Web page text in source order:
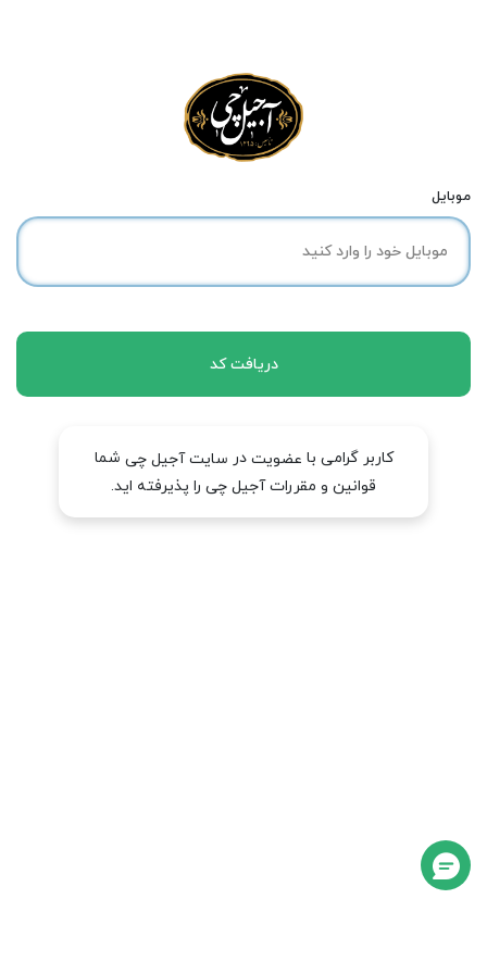
موبایل
دریافت کد
کاربر گرامی با عضویت در سایت آجیل چی شما
قوانین و مقررات آجیل چی را پذیرفته اید.